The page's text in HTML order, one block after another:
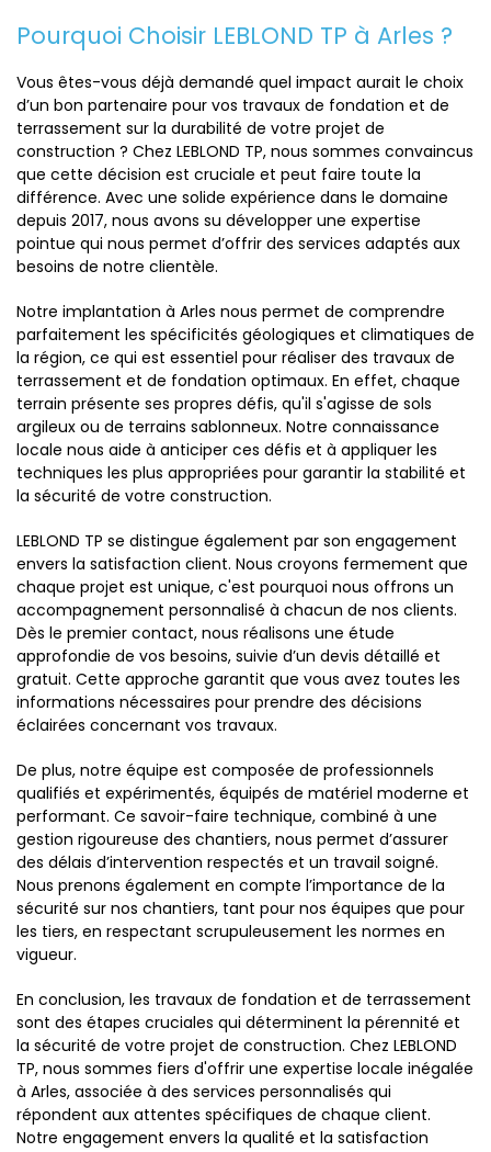
Pourquoi Choisir LEBLOND TP à Arles ?
Vous êtes-vous déjà demandé quel impact aurait le choix
d’un bon partenaire pour vos travaux de fondation et de
terrassement sur la durabilité de votre projet de
construction ? Chez LEBLOND TP, nous sommes convaincus
que cette décision est cruciale et peut faire toute la
différence. Avec une solide expérience dans le domaine
depuis 2017, nous avons su développer une expertise
pointue qui nous permet d’offrir des services adaptés aux
besoins de notre clientèle.
Notre implantation à Arles nous permet de comprendre
parfaitement les spécificités géologiques et climatiques de
la région, ce qui est essentiel pour réaliser des travaux de
terrassement et de fondation optimaux. En effet, chaque
terrain présente ses propres défis, qu'il s'agisse de sols
argileux ou de terrains sablonneux. Notre connaissance
locale nous aide à anticiper ces défis et à appliquer les
techniques les plus appropriées pour garantir la stabilité et
la sécurité de votre construction.
LEBLOND TP se distingue également par son engagement
envers la satisfaction client. Nous croyons fermement que
chaque projet est unique, c'est pourquoi nous offrons un
accompagnement personnalisé à chacun de nos clients.
Dès le premier contact, nous réalisons une étude
approfondie de vos besoins, suivie d’un devis détaillé et
gratuit. Cette approche garantit que vous avez toutes les
informations nécessaires pour prendre des décisions
éclairées concernant vos travaux.
De plus, notre équipe est composée de professionnels
qualifiés et expérimentés, équipés de matériel moderne et
performant. Ce savoir-faire technique, combiné à une
gestion rigoureuse des chantiers, nous permet d’assurer
des délais d’intervention respectés et un travail soigné.
Nous prenons également en compte l’importance de la
sécurité sur nos chantiers, tant pour nos équipes que pour
les tiers, en respectant scrupuleusement les normes en
vigueur.
En conclusion, les travaux de fondation et de terrassement
sont des étapes cruciales qui déterminent la pérennité et
la sécurité de votre projet de construction. Chez LEBLOND
TP, nous sommes fiers d'offrir une expertise locale inégalée
à Arles, associée à des services personnalisés qui
répondent aux attentes spécifiques de chaque client.
Notre engagement envers la qualité et la satisfaction